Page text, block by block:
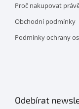
Proč nakupovat
Obchodní podmínky
Podmínky ochrany
Odebírat